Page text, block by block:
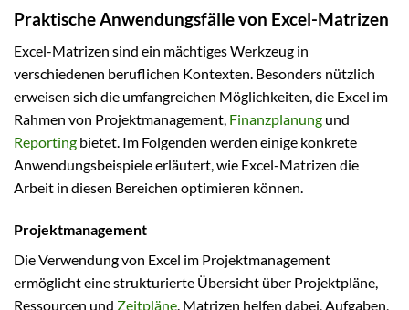
Praktische Anwendungsfälle von Excel-Matrizen
Excel-Matrizen sind ein mächtiges Werkzeug in
verschiedenen beruflichen Kontexten. Besonders nützlich
erweisen sich die umfangreichen Möglichkeiten, die Excel im
Rahmen von Projektmanagement, Finanzplanung und
Reporting bietet. Im Folgenden werden einige konkrete
Anwendungsbeispiele erläutert, wie Excel-Matrizen die
Arbeit in diesen Bereichen optimieren können.
Projektmanagement
Die Verwendung von Excel im Projektmanagement
ermöglicht eine strukturierte Übersicht über Projektpläne,
Ressourcen und Zeitpläne . Matrizen helfen dabei, Aufgaben,